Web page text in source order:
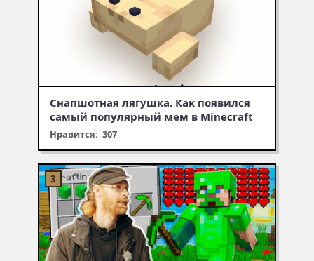
Снапшотная лягушка. Как появился
самый популярный мем в Minecraft
Нравится: 307